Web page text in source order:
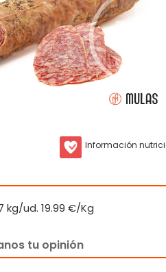
Información
kg/ud. 19.99 €/Kg
tu opinión